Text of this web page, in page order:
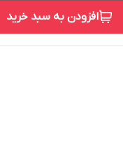
افزودن به سبد خرید